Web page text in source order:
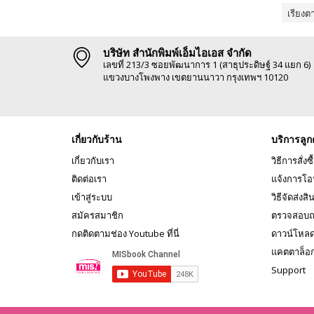
เรียง
บริษัท สำนักพิมพ์เอ็มไอเอส จำกัด
เลขที่ 213/3 ซอยพัฒนาการ 1 (สาธุประดิษฐ์ 34 แยก 6)
แขวงบางโพงพาง เขตยานนาวา กรุงเทพฯ 10120
เกี่ยวกับร้าน
เกี่ยวกับเรา
ติดต่อเรา
เข้าสู่ระบบ
สมัครสมาชิก
กดติดตามช่อง Youtube ที่นี่
บริการลู
วิธีการสั่ง
แจ้งการโ
วิธีจัดส่งสิ
ตรวจสอบ
ดาวน์โหล
แคตตาล็อ
Support